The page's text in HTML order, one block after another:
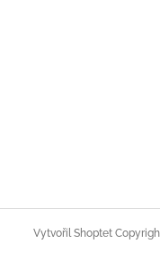
Vytvořil Shoptet